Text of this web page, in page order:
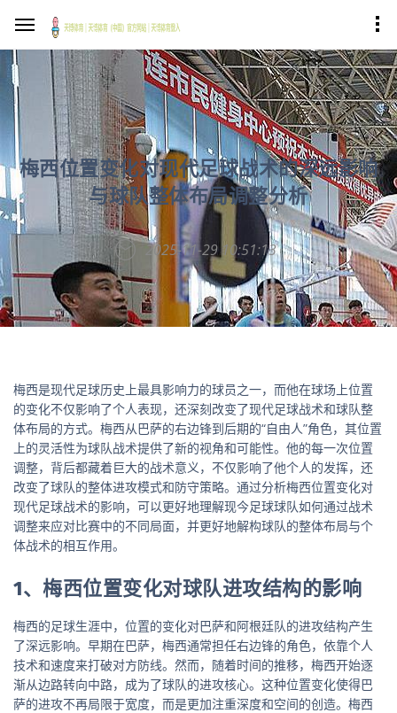
梅西位置变化对现代足球战术的深远影响
与球队整体布局调整分析
2025-11-29 10:51:13
梅西是现代足球历史上最具影响力的球员之一，而他在球场上位置
的变化不仅影响了个人表现，还深刻改变了现代足球战术和球队整
体布局的方式。梅西从巴萨的右边锋到后期的“自由人”角色，其位置
上的灵活性为球队战术提供了新的视角和可能性。他的每一次位置
调整，背后都藏着巨大的战术意义，不仅影响了他个人的发挥，还
改变了球队的整体进攻模式和防守策略。通过分析梅西位置变化对
现代足球战术的影响，可以更好地理解现今足球球队如何通过战术
调整来应对比赛中的不同局面，并更好地解构球队的整体布局与个
体战术的相互作用。
1、梅西位置变化对球队进攻结构的影响
梅西的足球生涯中，位置的变化对巴萨和阿根廷队的进攻结构产生
了深远影响。早期在巴萨，梅西通常担任右边锋的角色，依靠个人
技术和速度来打破对方防线。然而，随着时间的推移，梅西开始逐
渐从边路转向中路，成为了球队的进攻核心。这种位置变化使得巴
萨的进攻不再局限于宽度，而是更加注重深度和空间的创造。梅西